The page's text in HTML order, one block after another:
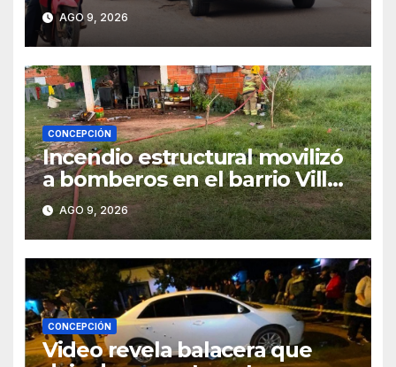
AGO 9, 2026
CONCEPCIÓN
Incendio estructural movilizó
a bomberos en el barrio Villa
Alta
AGO 9, 2026
CONCEPCIÓN
Video revela balacera que